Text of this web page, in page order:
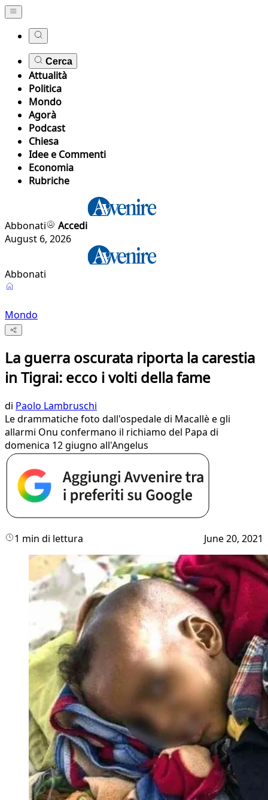
Cerca
Attualità
Politica
Mondo
Agorà
Podcast
Chiesa
Idee e Commenti
Economia
Rubriche
Abbonati
Accedi
August 6, 2026
Abbonati
Mondo
La guerra oscurata riporta la carestia
in Tigrai: ecco i volti della fame
di Paolo Lambruschi
Le drammatiche foto dall'ospedale di Macallè e gli
allarmi Onu confermano il richiamo del Papa di
domenica 12 giugno all'Angelus
1 min di lettura June 20, 2021